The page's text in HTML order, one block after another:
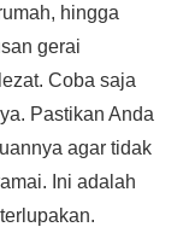
hingga
gerai
Coba saja
Pastikan Anda
agar tidak
Ini adalah